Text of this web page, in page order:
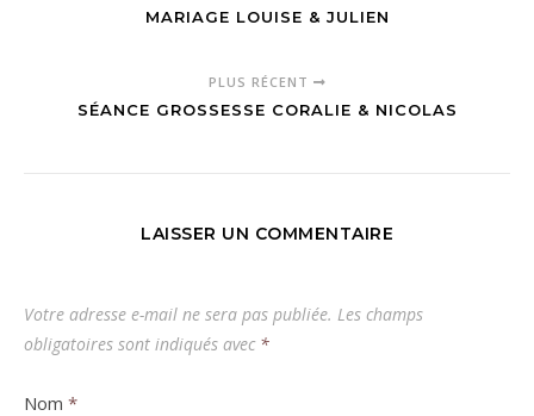
MARIAGE LOUISE & JULIEN
PLUS RÉCENT
SÉANCE GROSSESSE CORALIE & NICOLAS
LAISSER UN COMMENTAIRE
Votre adresse e-mail ne sera pas publiée. Les champs
obligatoires sont indiqués avec *
Nom *